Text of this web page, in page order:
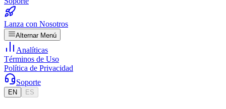
Lanza con Nosotros
Alternar Menú
Analíticas
Términos de Uso
Política de Privacidad
Soporte
EN ES